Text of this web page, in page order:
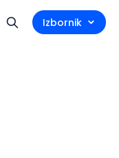
Izbornik